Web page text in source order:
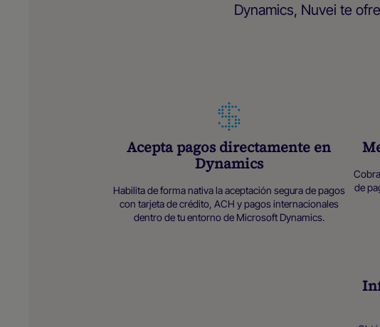
Dynamics, Nuvei te
Acepta pagos directamente en
Dynamics
Habilita de forma nativa la aceptación segura de pagos
con tarjeta de crédito, ACH y pagos internacionales
dentro de tu entorno de Microsoft Dynamics.
de